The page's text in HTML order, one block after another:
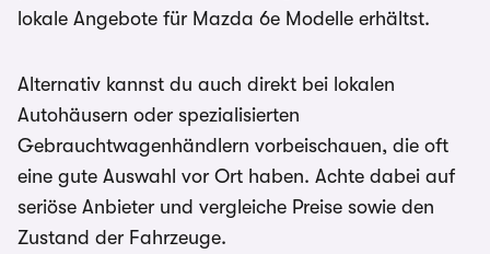
lokale Angebote für Mazda 6e Modelle erhältst.
Alternativ kannst du auch direkt bei lokalen
Autohäusern oder spezialisierten
Gebrauchtwagenhändlern vorbeischauen, die oft
eine gute Auswahl vor Ort haben. Achte dabei auf
seriöse Anbieter und vergleiche Preise sowie den
Zustand der Fahrzeuge.